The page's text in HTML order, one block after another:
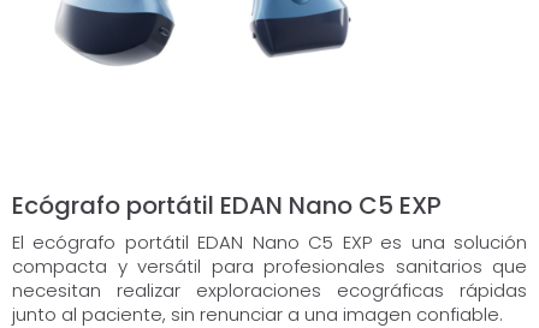
Ecógrafo portátil EDAN Nano C5 EXP
El ecógrafo portátil EDAN Nano C5 EXP es una solución
compacta y versátil para profesionales sanitarios que
necesitan realizar exploraciones ecográficas rápidas
junto al paciente, sin renunciar a una imagen confiable.